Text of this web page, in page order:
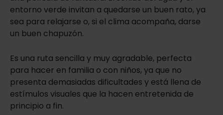
entorno verde invitan a quedarse un buen rato, ya
sea para relajarse o, si el clima acompaña, darse
un buen chapuzón.
Es una ruta sencilla y muy agradable, perfecta
para hacer en familia o con niños, ya que no
presenta demasiadas dificultades y está llena de
estímulos visuales que la hacen entretenida de
principio a fin.